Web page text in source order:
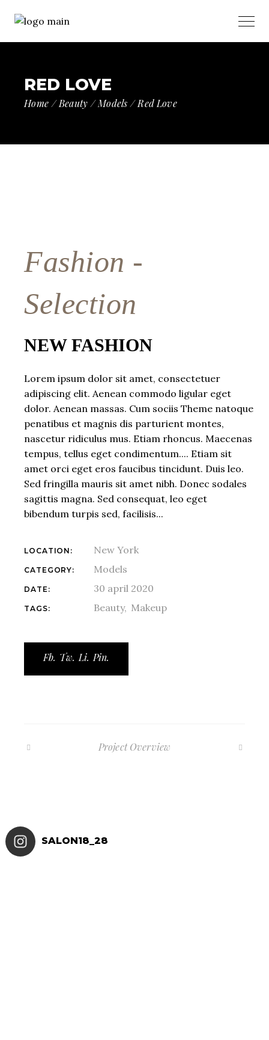
RED LOVE
Home Beauty Models Red Love
Fashion -
Selection
NEW FASHION
Lorem ipsum dolor sit amet, consectetuer
adipiscing elit. Aenean commodo ligular eget
dolor. Aenean massas. Cum sociis Theme natoque
penatibus et magnis dis parturient montes,
nascetur ridiculus mus. Etiam rhoncus. Maecenas
tempus, tellus eget condimentum.... Etiam sit
amet orci eget eros faucibus tincidunt. Duis leo.
Sed fringilla mauris sit amet nibh. Donec sodales
sagittis magna. Sed consequat, leo eget
bibendum turpis sed, facilisis...
LOCATION: New York
CATEGORY: Models
DATE: 30 april 2020
TAGS: Beauty Makeup
Fb. Tw. Li. Pin.
Project Overview
SALON18_28